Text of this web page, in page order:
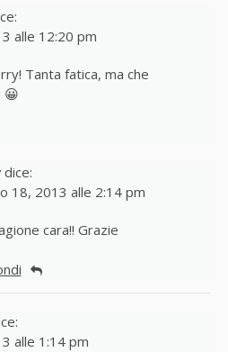
alle 12:20 pm
Tanta fatica, ma che
😀
dice:
18, 2013 alle 2:14 pm
cara!! Grazie
alle 1:14 pm